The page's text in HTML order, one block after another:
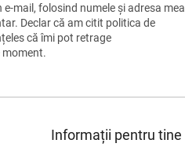
mail, folosind numele și adresa mea
Declar că am citit politica de
că îmi pot retrage
Informații pentru tine